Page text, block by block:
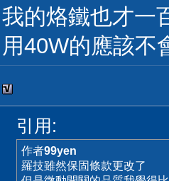
我的烙鐵也才一
用40W的應該不
引用:
作者99yen
羅技雖然保固條款更改了